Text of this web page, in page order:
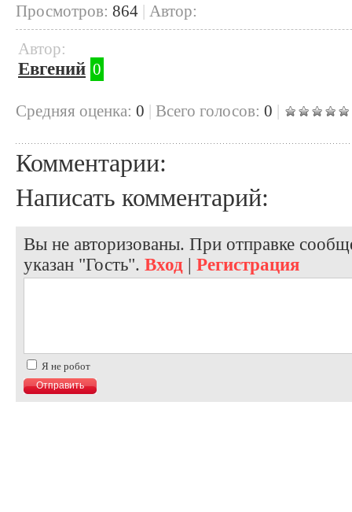
Просмотров: 864 | Автор:
Автор:
Евгений 0
Cредняя оценка: 0 | Всего голосов: 0 |
Комментарии:
Написать комментарий:
Вы не авторизованы. При отправке
указан "Гость". Вход | Регистрация
Я не робот